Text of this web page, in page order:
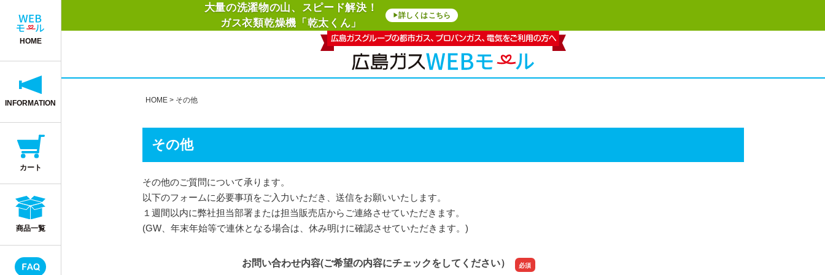
HOME
INFORMATION
カート
商品一覧
大量の洗濯物の山、スピード解決！
ガス衣類乾燥機「乾太くん」
▶詳しくはこちら
HOME その他
その他
その他のご質問について承ります。
以下のフォームに必要事項をご入力いただき、送信をお願いいたします。
１週間以内に弊社担当部署または担当販売店からご連絡させていただきます。
(GW、年末年始等で連休となる場合は、休み明けに確認させていただきます。)